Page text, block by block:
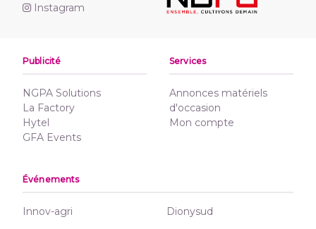
Instagram
Publicité
NGPA Solutions
La Factory
Hytel
GFA Events
Services
Annonces matériels
d'occasion
Mon compte
Événements
Innov-agri Dionysud